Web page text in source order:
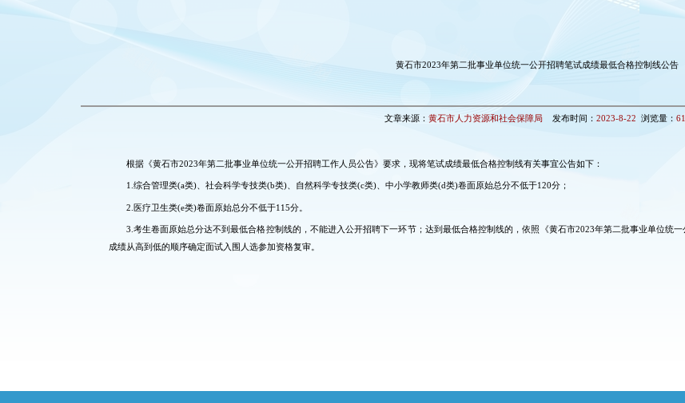
黄石市2023年第二批事业单位统一公开招聘笔试成绩最低合格控制线公告
文章来源： 黄石市人力资源和社会保障局发布时间： 2023-8-22 浏览量： 61
根据《黄石市2023年第二批事业单位统一公开招聘工作人员公告》要求，现将笔试成绩最低合格控制线有关事宜公告如下：
1.综合管理类(a类)、社会科学专技类(b类)、自然科学专技类(c类)、中小学教师类(d类)卷面原始总分不低于120分；
2.医疗卫生类(e类)卷面原始总分不低于115分。
3.考生卷面原始总分达不到最低合格控制线的，不能进入公开招聘下一环节；达到最低合格控制线的，依照《黄石市2023年第二批事业单位统
成绩从高到低的顺序确定面试入围人选参加资格复审。